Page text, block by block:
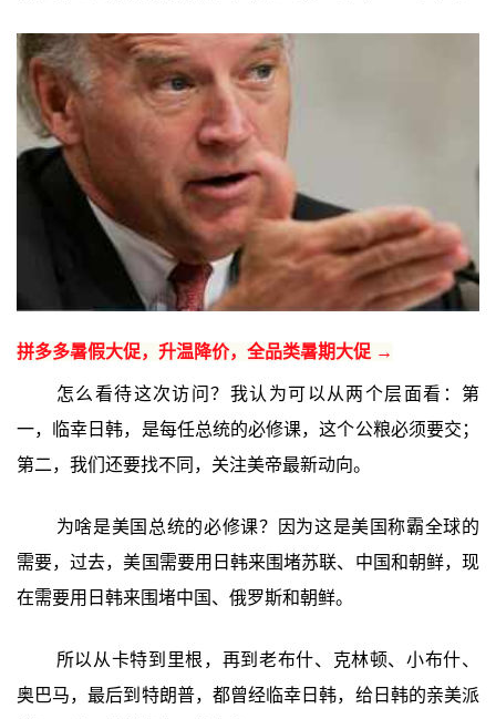
拼多多暑假大促，升温降价，全品类暑期大促 →
怎么看待这次访问？我认为可以从两个层面看：第
一，临幸日韩，是每任总统的必修课，这个公粮必须要交；
第二，我们还要找不同，关注美帝最新动向。
为啥是美国总统的必修课？因为这是美国称霸全球的
需要，过去，美国需要用日韩来围堵苏联、中国和朝鲜，现
在需要用日韩来围堵中国、俄罗斯和朝鲜。
所以从卡特到里根，再到老布什、克林顿、小布什、
奥巴马，最后到特朗普，都曾经临幸日韩，给日韩的亲美派